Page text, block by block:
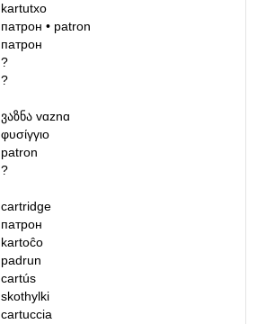
kartutxo
патрон• patron
патрон
?
?
ვაზნაvɑznɑ
φυσίγγιο
patron
?
cartridge
патрон
kartoĉo
padrun
cartús
skothylki
cartuccia